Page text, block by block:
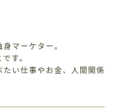
マーケター。
す。
い仕事やお金、人間関係